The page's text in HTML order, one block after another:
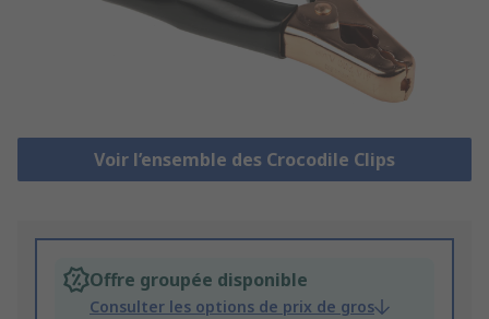
Voir l’ensemble des Crocodile Clips
Offre groupée disponible
Consulter les options de prix de gros